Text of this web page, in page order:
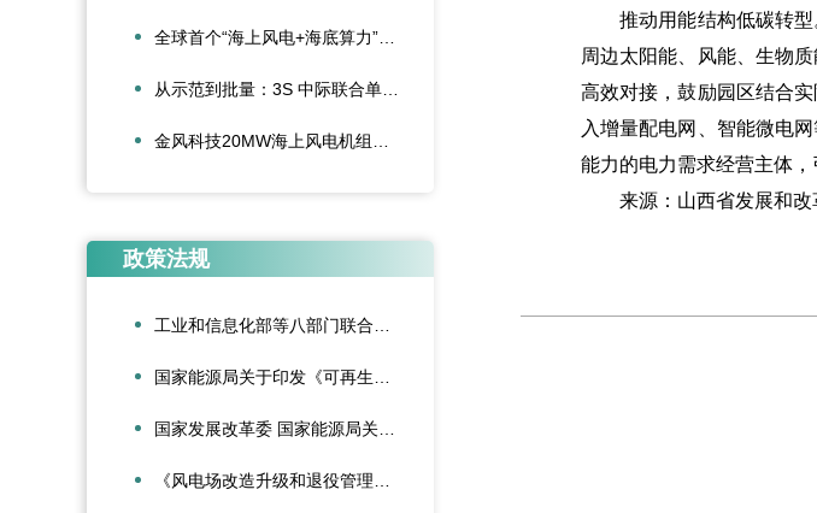
政策法规
推动用能结构低碳转型
周边太阳能、风能、生物
高效对接，鼓励园区结合
入增量配电网、智能微电
能力的电力需求经营主体，
来源：山西省发展和改